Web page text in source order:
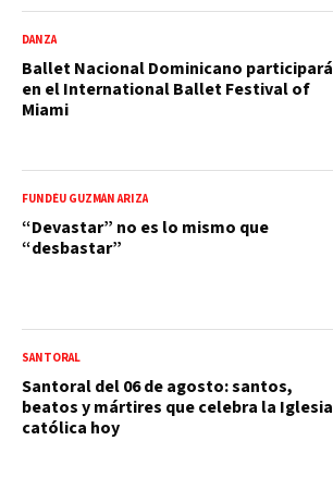
DANZA
Ballet Nacional Dominicano participará
en el International Ballet Festival of
Miami
FUNDÉU GUZMÁN ARIZA
“Devastar” no es lo mismo que
“desbastar”
SANTORAL
Santoral del 06 de agosto: santos,
beatos y mártires que celebra la Iglesia
católica hoy